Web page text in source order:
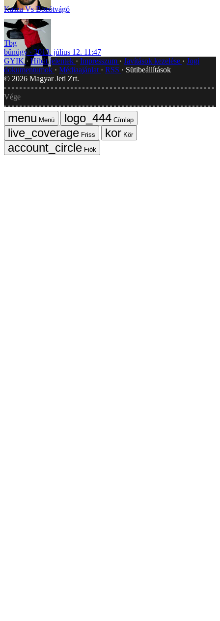
Kasza Vs Bozótvágó
Tbg
bűnügy
2013. július 12. 11:47
GYIK Hibát jelentek Impresszum Javítások kezelése
Jogi
dokumentumok
Médiaajánlat RSS
Sütibeállítások
© 2026 Magyar Jeti Zrt.
Vége
Menü
Címlap
Friss
Kör
Fiók